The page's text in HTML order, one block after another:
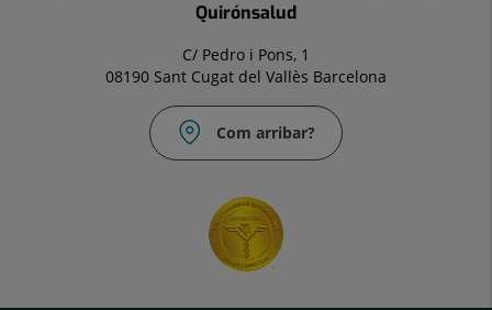
Quirónsalud
C/ Pedro i Pons, 1
08190 Sant Cugat del Vallès Barcelona
Com arribar?